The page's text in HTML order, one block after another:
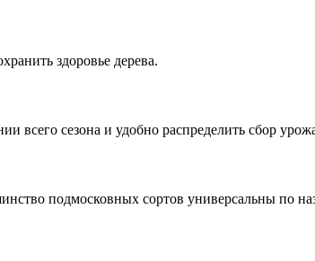
здоровье дерева.
всего сезона и удобно распределить сбор
подмосковных сортов универсальны по